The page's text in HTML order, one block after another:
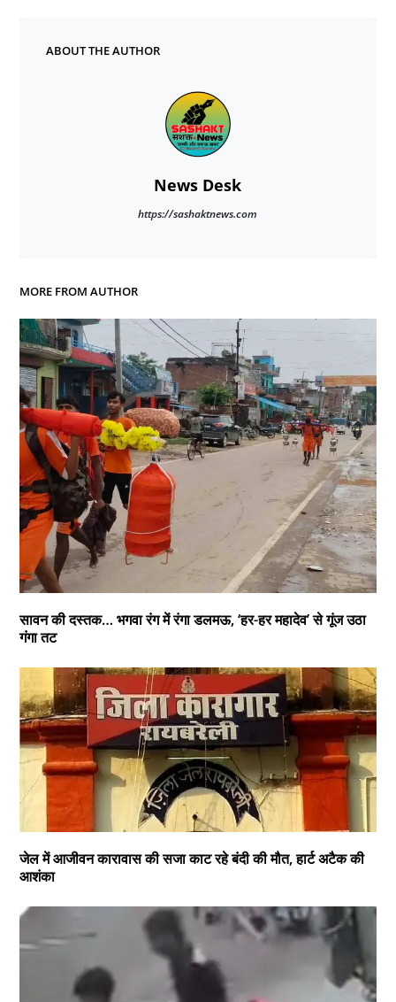
ABOUT THE AUTHOR
News Desk
https://sashaktnews.com
MORE FROM AUTHOR
सावन की दस्तक… भगवा रंग में रंगा डलमऊ, ‘हर-हर महादेव’ से गूंज उठा
गंगा तट
जेल में आजीवन कारावास की सजा काट रहे बंदी की मौत, हार्ट अटैक की
आशंका